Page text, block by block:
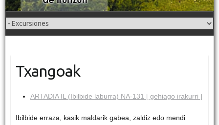
Txangoak
ARTADIA IL (Ibilbide laburra) NA-131 [ gehiago irakurri ]
Ibilbide erraza, kasik maldarik gabea, zaldiz edo mendi